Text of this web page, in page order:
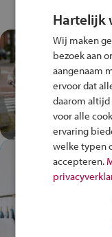
Hartelijk
Wij maken
bezoek aan
aangenaam
ervoor dat
daarom altijd
voor alle
ervaring
welke typen
accepteren.